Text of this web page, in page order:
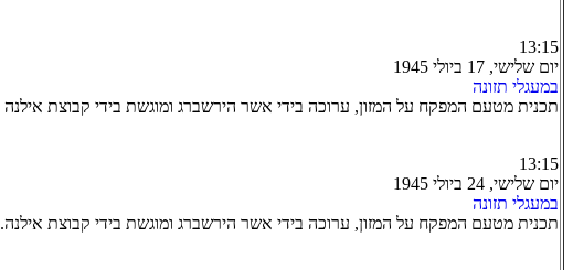
13:15
יום שלישי, 17 ביולי 1945
במעגלי תזונה
תכנית מטעם המפקח על המזון, ערוכה בידי אשר הירשברג ומוגשת בידי קבוצת אילנה
13:15
יום שלישי, 24 ביולי 1945
במעגלי תזונה
תכנית מטעם המפקח על המזון, ערוכה בידי אשר הירשברג ומוגשת בידי קבוצת אילנה.